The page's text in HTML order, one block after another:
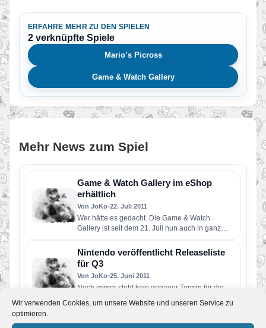
Wir verwenden Cookies, um unsere Website und unseren Service zu
optimieren.
ERFAHRE MEHR ZU DEN SPIELEN
2 verknüpfte Spiele
Mario’s Picross
Game & Watch Gallery
Mehr News zum Spiel
Game & Watch Gallery im eShop
erhältlich
Von JoKo•22. Juli 2011
Wer hätte es gedacht. Die Game & Watch
Gallery ist seit dem 21. Juli nun auch in ganz…
Nintendo veröffentlicht Releaseliste
für Q3
Von JoKo•25. Juni 2011
Noch immer steht kein genauer Termin für die
zu…